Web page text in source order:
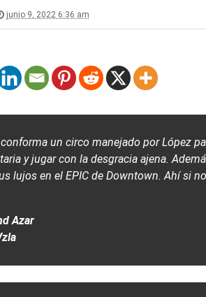
junio 9, 2022 6:36 am
un circo manejado por López
y jugar con la desgracia ajena.
lujos en el EPIC de Downtown. Ahí si
Azar